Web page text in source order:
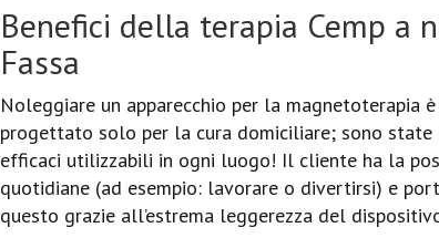
Benefici della terapia Cemp a
Fassa
Noleggiare un apparecchio per la
progettato solo per la cura domiciliare; sono
efficaci utilizzabili in ogni luogo! Il cliente ha la
quotidiane (ad esempio: lavorare o divertirsi) e
questo grazie all’estrema leggerezza del